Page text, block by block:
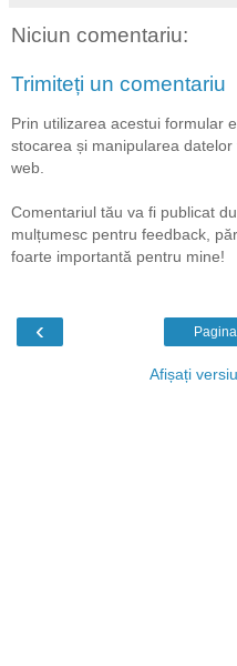
Niciun comentariu:
Trimiteți un comentariu
Prin utilizarea acestui formular
stocarea și manipularea datelor
web.
Comentariul tău va fi publicat
mulțumesc pentru feedback,
foarte importantă pentru mine!
‹
Afișați